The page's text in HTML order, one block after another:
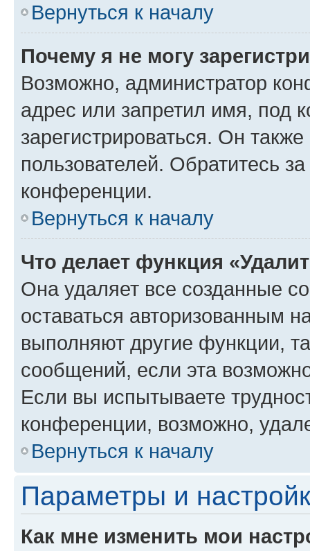
Вернуться к началу
Почему я не могу
Возможно, администратор
адрес или запретил имя, под
зарегистрироваться. Он
пользователей. Обратитесь
конференции.
Вернуться к началу
Что делает функция
Она удаляет все созданные
оставаться авторизованным
выполняют другие функции,
сообщений, если эта
Если вы испытываете
конференции, возможно,
Вернуться к началу
Параметры и
Как мне изменить мои